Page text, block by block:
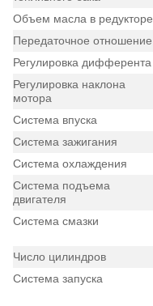
Объем масла в редукторе
Передаточное отношение
Регулировка дифферента
Регулировка наклона
мотора
Система впуска
Система зажигания
Система охлаждения
Система подъема
двигателя
Система смазки
Число цилиндров
Система запуска